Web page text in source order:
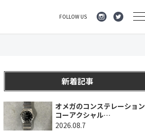
FOLLOW US
新着記事
オメガのコンステレーション
コーアクシャル
123.10.35.20.01.001のオーバ
2026.08.7